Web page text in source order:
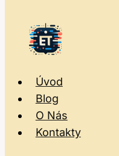
Úvod
Blog
O Nás
Kontakty